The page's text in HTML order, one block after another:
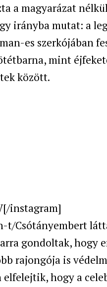
a magyarázat
irányba mutat: a
es szerkójában
mint
között.
instagram]
t/Csótányembert
gondoltak,
rajongója is
elfelejtik, hogy a